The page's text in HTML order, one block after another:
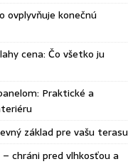
ovplyvňuje konečnú
cena: Čo všetko ju
Praktické a
základ pre vašu terasu
chráni pred vlhkosťou a